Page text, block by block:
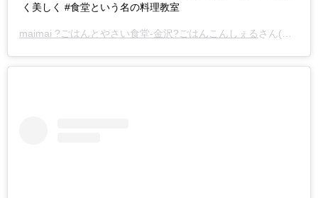
く美しく #食堂という名の料理教室
maimai ?ごはんとやさい食堂-金沢?ごはんこんしぇる さん(@gohan.to.yasai.maimai)がシェアした投稿 –